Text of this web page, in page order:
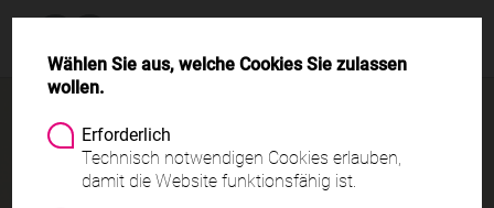
Wählen Sie aus, welche Cookies Sie zulassen
wollen.
Erforderlich
Technisch notwendigen Cookies erlauben,
damit die Website funktionsfähig ist.